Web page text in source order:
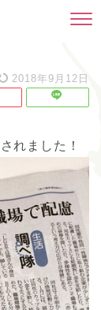
2018年9月12日
れました！